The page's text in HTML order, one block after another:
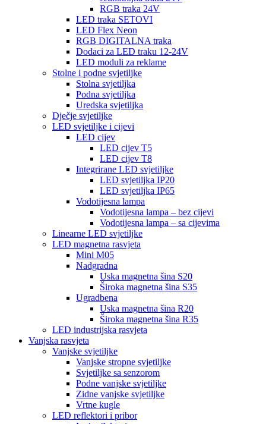
RGB traka 24V
LED traka SETOVI
LED Flex Neon
RGB DIGITALNA traka
Dodaci za LED traku 12-24V
LED moduli za reklame
Stolne i podne svjetiljke
Stolna svjetiljka
Podna svjetiljka
Uredska svjetiljka
Dječje svjetiljke
LED svjetiljke i cijevi
LED cijev
LED cijev T5
LED cijev T8
Integrirane LED svjetiljke
LED svjetiljka IP20
LED svjetiljka IP65
Vodotijesna lampa
Vodotijesna lampa – bez cijevi
Vodotijesna lampa – sa cijevima
Linearne LED svjetiljke
LED magnetna rasvjeta
Mini M05
Nadgradna
Uska magnetna šina S20
Široka magnetna šina S35
Ugradbena
Uska magnetna šina R20
Široka magnetna šina R35
LED industrijska rasvjeta
Vanjska rasvjeta
Vanjske svjetiljke
Vanjske stropne svjetiljke
Svjetiljke sa senzorom
Podne vanjske svjetiljke
Zidne vanjske svjetiljke
Vrtne kugle
LED reflektori i pribor